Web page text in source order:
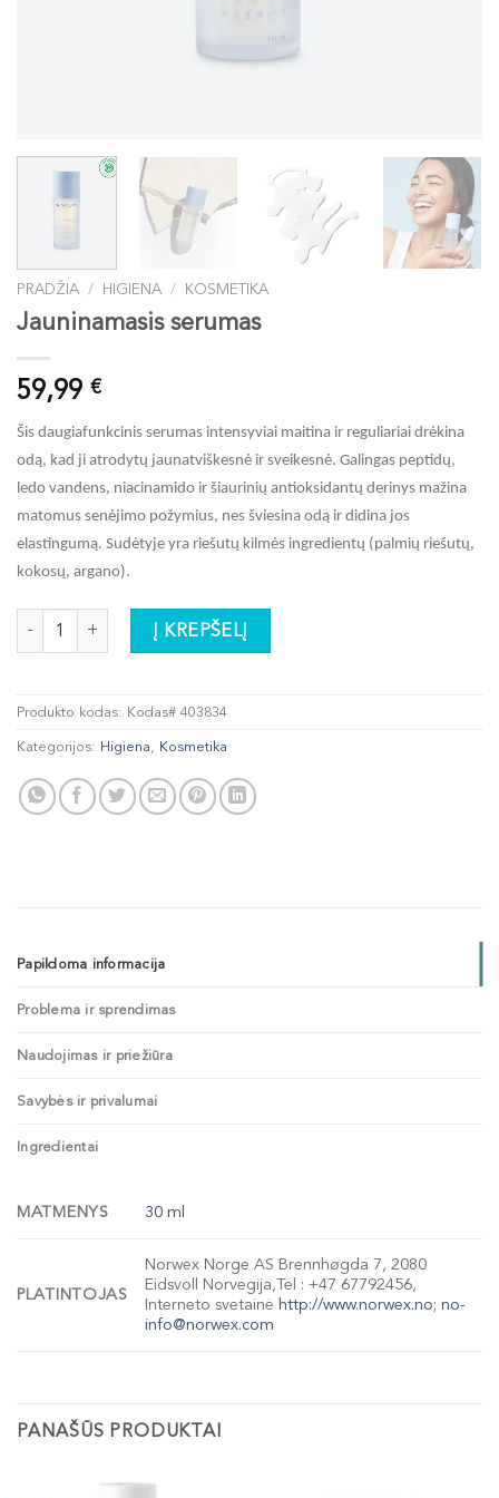
PRADŽIA / HIGIENA / KOSMETIKA
Jauninamasis serumas
59,99 €
Šis daugiafunkcinis serumas intensyviai maitina ir reguliariai drėkina
odą, kad ji atrodytų jaunatviškesnė ir sveikesnė. Galingas peptidų,
ledo vandens, niacinamido ir šiaurinių antioksidantų derinys mažina
matomus senėjimo požymius, nes šviesina odą ir didina jos
elastingumą. Sudėtyje yra riešutų kilmės ingredientų (palmių riešutų,
kokosų, argano).
produkto kiekis: Jauninamasis serumas
Į KREPŠELĮ
Produkto kodas: Kodas# 403834
Kategorijos: Higiena, Kosmetika
Papildoma informacija
Problema ir sprendimas
Naudojimas ir priežiūra
Savybės ir privalumai
Ingredientai
MATMENYS 30 ml
PLATINTOJAS
Norwex Norge AS Brennhøgda 7, 2080
Eidsvoll Norvegija,Tel : +47 67792456,
Interneto svetainė http://www.norwex.no;no-
info@norwex.com
PANAŠŪS PRODUKTAI